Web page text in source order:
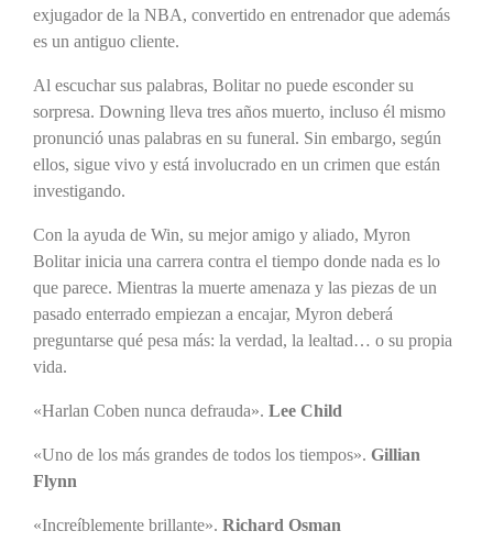
exjugador de la NBA, convertido en entrenador que además
es un antiguo cliente.
Al escuchar sus palabras, Bolitar no puede esconder su
sorpresa. Downing lleva tres años muerto, incluso él mismo
pronunció unas palabras en su funeral. Sin embargo, según
ellos, sigue vivo y está involucrado en un crimen que están
investigando.
Con la ayuda de Win, su mejor amigo y aliado, Myron
Bolitar inicia una carrera contra el tiempo donde nada es lo
que parece. Mientras la muerte amenaza y las piezas de un
pasado enterrado empiezan a encajar, Myron deberá
preguntarse qué pesa más: la verdad, la lealtad… o su propia
vida.
«Harlan Coben nunca defrauda». Lee Child
«Uno de los más grandes de todos los tiempos». Gillian
Flynn
«Increíblemente brillante». Richard Osman